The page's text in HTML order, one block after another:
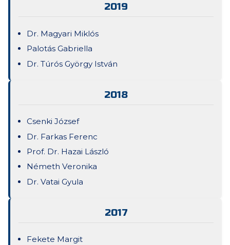
2019
Dr. Magyari Miklós
Palotás Gabriella
Dr. Túrós György István
2018
Csenki József
Dr. Farkas Ferenc
Prof. Dr. Hazai László
Németh Veronika
Dr. Vatai Gyula
2017
Fekete Margit